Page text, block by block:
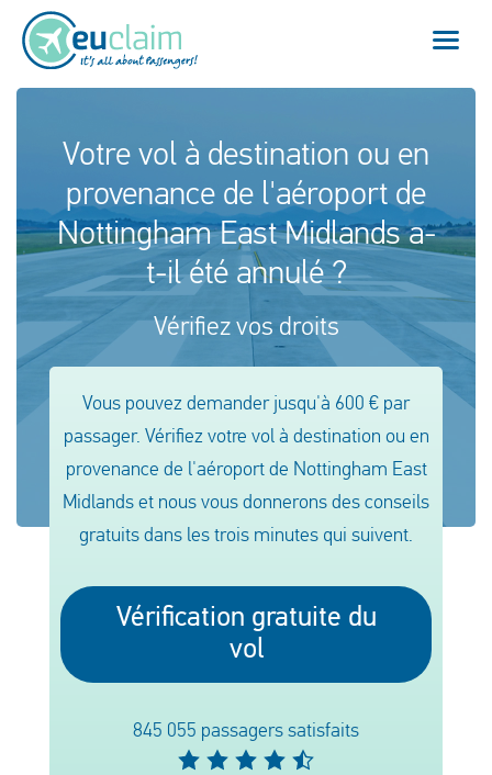
Contrôler la compensation
A propos de nous
Vol annulé
Vol retardé
Connexion manquée
Notre service
Se connecter
Votre vol à destination ou en
provenance de l'aéroport de
Nottingham East Midlands a-
t-il été annulé ?
Vérifiez vos droits
Vous pouvez demander jusqu'à 600 € par
passager. Vérifiez votre vol à destination ou en
provenance de l'aéroport de Nottingham East
Midlands et nous vous donnerons des conseils
gratuits dans les trois minutes qui suivent.
Vérification gratuite du
vol
845 055 passagers satisfaits